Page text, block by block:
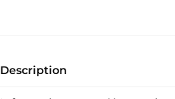
Description